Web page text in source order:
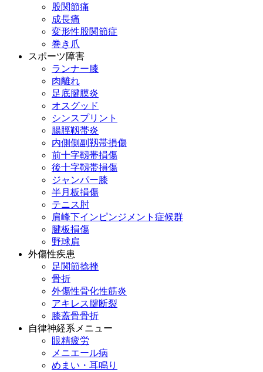
股関節痛
成長痛
変形性股関節症
巻き爪
スポーツ障害
ランナー膝
肉離れ
足底腱膜炎
オスグッド
シンスプリント
腸脛靱帯炎
内側側副靱帯損傷
前十字靱帯損傷
後十字靱帯損傷
ジャンパー膝
半月板損傷
テニス肘
肩峰下インピンジメント症候群
腱板損傷
野球肩
外傷性疾患
足関節捻挫
骨折
外傷性骨化性筋炎
アキレス腱断裂
膝蓋骨骨折
自律神経系メニュー
眼精疲労
メニエール病
めまい・耳鳴り